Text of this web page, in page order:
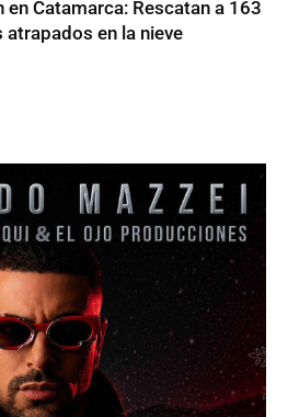
en Catamarca: Rescatan a 163
atrapados en la nieve